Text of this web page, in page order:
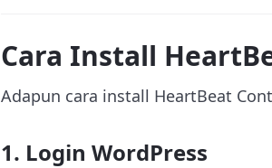
Cara Install
Adapun cara install HeartBeat
1. Login WordPress